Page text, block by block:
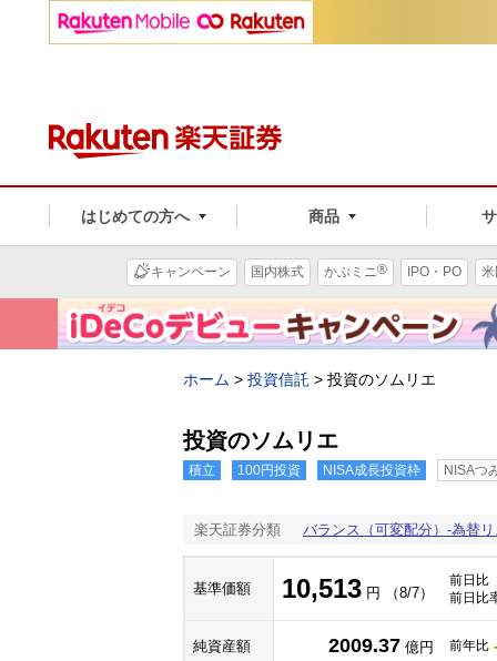
はじめての方へ 商品
キャンペーン 国内株式 かぶミニ® IPO・PO
ホーム > 投資信託 > 投資のソムリエ
投資のソムリエ
積立 100円投資 NISA成長投資枠 NISAつ
楽天証券分類 バランス（可変配分）-為替
基準価額 10,513 円 （8/7）
前日比
前日比
純資産額 2009.37 億円 前年比